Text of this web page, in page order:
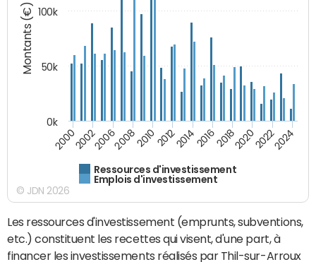
Montants (€)
Ressources d'investissement
Emplois d'investissement
200020022006200820102012201420162018202020222024
0k
50k
100k
© JDN 2026
Les ressources d'investissement (emprunts, subventions,
etc.) constituent les recettes qui visent, d'une part, à
financer les investissements réalisés par Thil-sur-Arroux